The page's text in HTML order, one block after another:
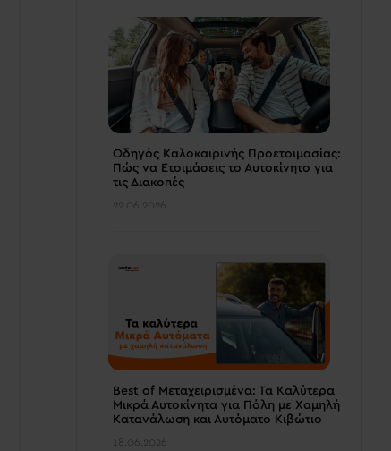
Οδηγός Καλοκαιρινής Προετοιμασίας:
Πώς να Ετοιμάσεις το Αυτοκίνητο για
τις Διακοπές
22.06.2026
Best of Μεταχειρισμένα: Τα Καλύτερα
Μικρά Αυτοκίνητα για Πόλη με Χαμηλή
Κατανάλωση και Αυτόματο Κιβώτιο
18.06.2026